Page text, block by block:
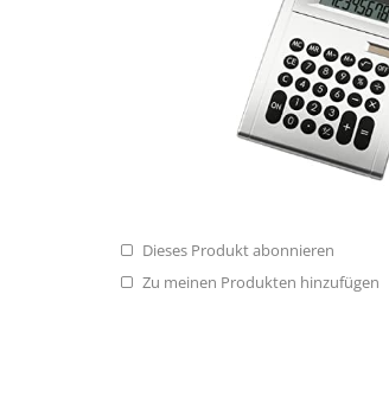
Dieses Produkt abonnieren
Zu meinen Produkten hinzufügen